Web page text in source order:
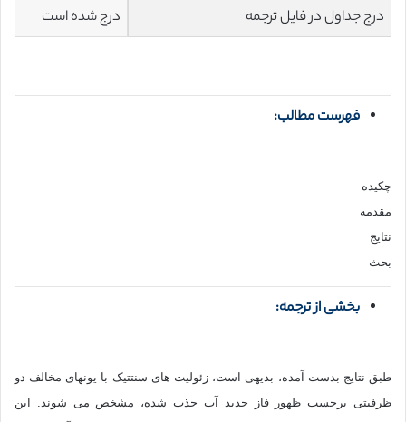
درج جداول در فایل ترجمه
درج شده است
فهرست مطالب:
چکیده
مقدمه
نتایج
بحث
بخشی از ترجمه:
طبق نتایج بدست آمده، بدیهی است، زئولیت های سنتتیک با یونهای مخالف دو
ظرفیتی برحسب ظهور فاز جدید آب جذب شده، مشخص می شوند. این